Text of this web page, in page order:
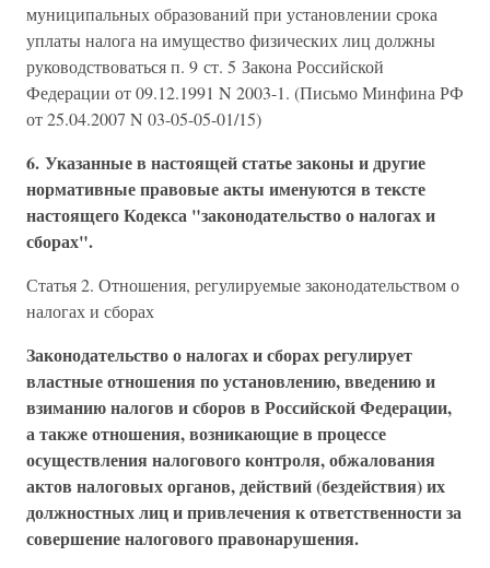
муниципальных образований при установлении срока
уплаты налога на имущество физических лиц должны
руководствоваться п. 9 ст. 5 Закона Российской
Федерации от 09.12.1991 N 2003-1. (Письмо Минфина РФ
от 25.04.2007 N 03-05-05-01/15)
6. Указанные в настоящей статье законы и другие
нормативные правовые акты именуются в тексте
настоящего Кодекса "законодательство о налогах и
сборах".
Статья 2. Отношения, регулируемые законодательством о
налогах и сборах
Законодательство о налогах и сборах регулирует
властные отношения по установлению, введению и
взиманию налогов и сборов в Российской Федерации,
а также отношения, возникающие в процессе
осуществления налогового контроля, обжалования
актов налоговых органов, действий (бездействия) их
должностных лиц и привлечения к ответственности за
совершение налогового правонарушения.